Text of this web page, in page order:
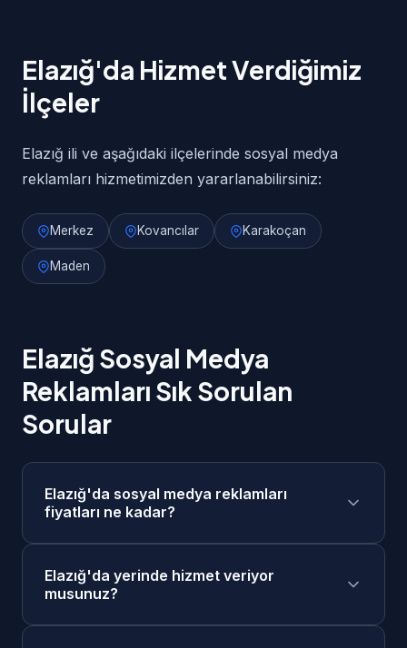
Elazığ'da Hizmet Verdiğimiz
İlçeler
Elazığ ili ve aşağıdaki ilçelerinde sosyal medya
reklamları hizmetimizden yararlanabilirsiniz:
Merkez Kovancılar Karakoçan
Maden
Elazığ Sosyal Medya
Reklamları Sık Sorulan
Sorular
Elazığ'da sosyal medya reklamları
fiyatları ne kadar?
4.000₺ - 20.000₺/ay + reklam bütçesi
aralığındadır. Projenizin kapsamına göre
ücretsiz keşif görüşmesi sonrasında size özel
Elazığ'da yerinde hizmet veriyor
musunuz?